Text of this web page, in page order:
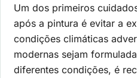
Um dos primeiros
após a pintura é evitar a
condições climáticas
modernas sejam
diferentes condições, é